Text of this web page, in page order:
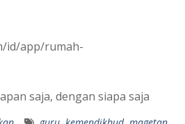
id/app/rumah-
saja, dengan siapa saja